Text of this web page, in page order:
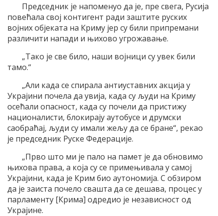
Председник је напоменуо да је, пре свега, Русија
повећала свој контигент ради заштите руских
војних објеката на Криму јер су били припремани
различити напади и њихово угрожавање.
„Тако је све било, наши војници су увек били
тамо.“
„Али када се спирала антиуставних акција у
Украјини почела да увија, када су људи на Криму
осећали опасност, када су почели да пристижу
националисти, блокирају аутобусе и друмски
саобраћај, људи су имали жељу да се бране“, рекао
је председник Руске Федерације.
„Прво што ми је пало на памет је да обновимо
њихова права, а која су се примењивала у самој
Украјини, када је Крим био аутономија. С обзиром
да је заиста почело свашта да се дешава, процес у
парламенту [Крима] одредио је независност од
Украјине.